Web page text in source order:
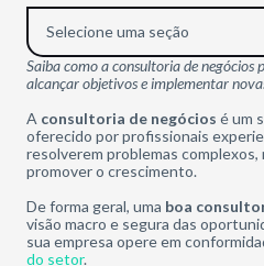
Selecione uma seção
Saiba como a consultoria de negócios
alcançar objetivos e implementar
A consultoria de negócios é um
oferecido por profissionais
resolverem problemas complexos,
promover o crescimento.
De forma geral, uma boa
visão macro e segura das
sua empresa opere em
do setor.